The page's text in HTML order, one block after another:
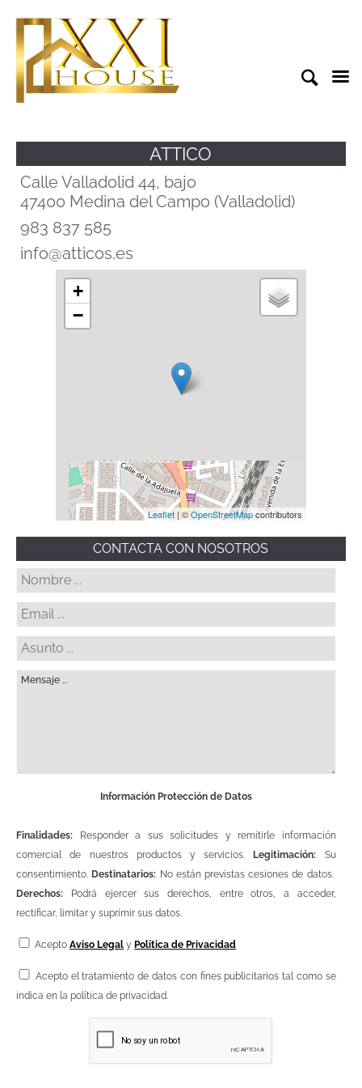
ATTICO
Calle Valladolid 44, bajo
47400 Medina del Campo (Valladolid)
983 837 585
info@atticos.es
+
−
Leaflet | ©OpenStreetMapcontributors
CONTACTA CON NOSOTROS
Información Protección de Datos
Finalidades: Responder a sus solicitudes y remitirle información
comercial de nuestros productos y servicios.
Legitimación: Su
consentimiento. Destinatarios: No están previstas cesiones de datos.
Derechos: Podrá ejercer sus derechos, entre otros, a acceder,
rectificar, limitar y suprimir sus datos.
AceptoAviso Legal y Política de Privacidad
Acepto el tratamiento de datos con fines publicitarios tal como se
indica en la política de privacidad.